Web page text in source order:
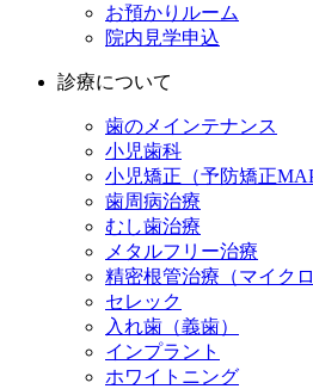
お預かりルーム
院内見学申込
診療について
歯のメインテナンス
小児歯科
小児矯正（予防矯正MAP
歯周病治療
むし歯治療
メタルフリー治療
精密根管治療（マイクロ
セレック
入れ歯（義歯）
インプラント
ホワイトニング